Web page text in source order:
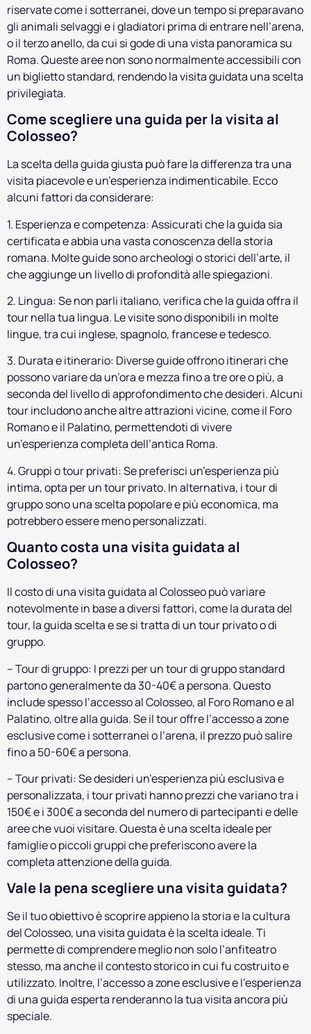
riservate come i sotterranei, dove un tempo si preparavano
gli animali selvaggi e i gladiatori prima di entrare nell’arena,
o il terzo anello, da cui si gode di una vista panoramica su
Roma. Queste aree non sono normalmente accessibili con
un biglietto standard, rendendo la visita guidata una scelta
privilegiata.
Come scegliere una guida per la visita al
Colosseo?
La scelta della guida giusta può fare la differenza tra una
visita piacevole e un’esperienza indimenticabile. Ecco
alcuni fattori da considerare:
1. Esperienza e competenza: Assicurati che la guida sia
certificata e abbia una vasta conoscenza della storia
romana. Molte guide sono archeologi o storici dell’arte, il
che aggiunge un livello di profondità alle spiegazioni.
2. Lingua: Se non parli italiano, verifica che la guida offra il
tour nella tua lingua. Le visite sono disponibili in molte
lingue, tra cui inglese, spagnolo, francese e tedesco.
3. Durata e itinerario: Diverse guide offrono itinerari che
possono variare da un’ora e mezza fino a tre ore o più, a
seconda del livello di approfondimento che desideri. Alcuni
tour includono anche altre attrazioni vicine, come il Foro
Romano e il Palatino, permettendoti di vivere
un’esperienza completa dell’antica Roma.
4. Gruppi o tour privati: Se preferisci un’esperienza più
intima, opta per un tour privato. In alternativa, i tour di
gruppo sono una scelta popolare e più economica, ma
potrebbero essere meno personalizzati.
Quanto costa una visita guidata al
Colosseo?
Il costo di una visita guidata al Colosseo può variare
notevolmente in base a diversi fattori, come la durata del
tour, la guida scelta e se si tratta di un tour privato o di
gruppo.
– Tour di gruppo: I prezzi per un tour di gruppo standard
partono generalmente da 30-40€ a persona. Questo
include spesso l’accesso al Colosseo, al Foro Romano e al
Palatino, oltre alla guida. Se il tour offre l’accesso a zone
esclusive come i sotterranei o l’arena, il prezzo può salire
fino a 50-60€ a persona.
– Tour privati: Se desideri un’esperienza più esclusiva e
personalizzata, i tour privati hanno prezzi che variano tra i
150€ e i 300€ a seconda del numero di partecipanti e delle
aree che vuoi visitare. Questa è una scelta ideale per
famiglie o piccoli gruppi che preferiscono avere la
completa attenzione della guida.
Vale la pena scegliere una visita guidata?
Se il tuo obiettivo è scoprire appieno la storia e la cultura
del Colosseo, una visita guidata è la scelta ideale. Ti
permette di comprendere meglio non solo l’anfiteatro
stesso, ma anche il contesto storico in cui fu costruito e
utilizzato. Inoltre, l’accesso a zone esclusive e l’esperienza
di una guida esperta renderanno la tua visita ancora più
speciale.